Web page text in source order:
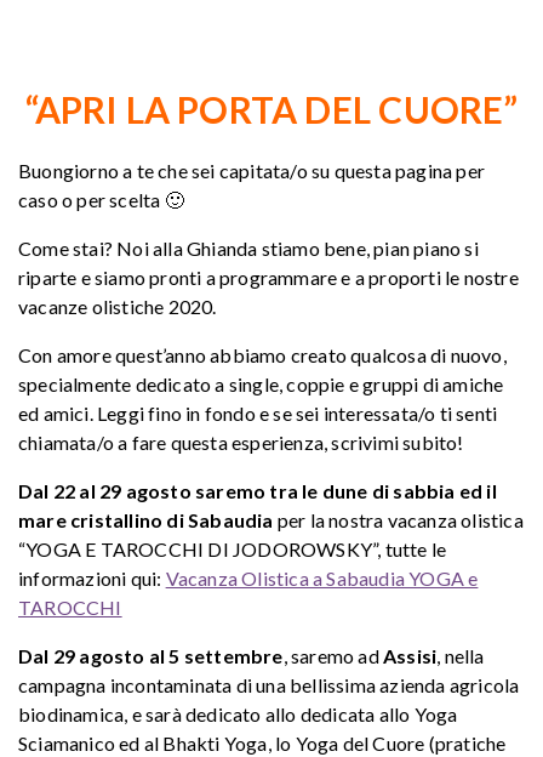
“APRI LA PORTA DEL CUORE”
Buongiorno a te che sei capitata/o su questa pagina per
caso o per scelta 🙂
Come stai? Noi alla Ghianda stiamo bene, pian piano si
riparte e siamo pronti a programmare e a proporti le nostre
vacanze olistiche 2020.
Con amore quest’anno abbiamo creato qualcosa di nuovo,
specialmente dedicato a single, coppie e gruppi di amiche
ed amici. Leggi fino in fondo e se sei interessata/o ti senti
chiamata/o a fare questa esperienza, scrivimi subito!
Dal 22 al 29 agosto saremo tra le dune di sabbia ed il
mare cristallino di Sabaudia per la nostra vacanza olistica
“YOGA E TAROCCHI DI JODOROWSKY”, tutte le
informazioni qui: Vacanza Olistica a Sabaudia YOGA e
TAROCCHI
Dal 29 agosto al 5 settembre, saremo adAssisi, nella
campagna incontaminata di una bellissima azienda agricola
biodinamica, e sarà dedicato allo dedicata allo Yoga
Sciamanico ed al Bhakti Yoga, lo Yoga del Cuore (pratiche